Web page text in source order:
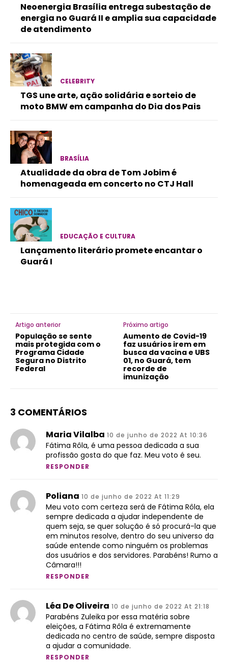
Neoenergia Brasília entrega subestação de
energia no Guará II e amplia sua capacidade
de atendimento
CELEBRITY
TGS une arte, ação solidária e sorteio de
moto BMW em campanha do Dia dos Pais
BRASÍLIA
Atualidade da obra de Tom Jobim é
homenageada em concerto no CTJ Hall
EDUCAÇÃO E CULTURA
Lançamento literário promete encantar o
Guará I
Artigo anterior
População se sente
mais protegida com o
Programa Cidade
Segura no Distrito
Federal
Próximo artigo
Aumento de Covid-19
faz usuários irem em
busca da vacina e UBS
01, no Guará, tem
recorde de
imunização
3 COMENTÁRIOS
Maria Vilalba 10 de junho de 2022 At 10:36
Fátima Rôla, é uma pessoa dedicada a sua
profissão gosta do que faz. Meu voto é seu.
RESPONDER
Poliana 10 de junho de 2022 At 11:29
Meu voto com certeza será de Fátima Rôla, ela
sempre dedicada a ajudar independente de
quem seja, se quer solução é só procurá-la que
em minutos resolve, dentro do seu universo da
saúde entende como ninguém os problemas
dos usuários e dos servidores. Parabéns! Rumo a
Câmara!!!
RESPONDER
Léa De Oliveira 10 de junho de 2022 At 21:18
Parabéns Zuleika por essa matéria sobre
eleições, a Fátima Rôla é extremamente
dedicada no centro de saúde, sempre disposta
a ajudar a comunidade.
RESPONDER